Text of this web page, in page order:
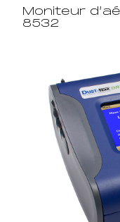
Moniteur
8532